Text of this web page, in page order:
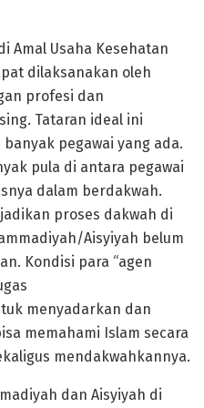
Amal Usaha Kesehatan
dilaksanakan oleh
profesi dan
Tataran ideal ini
pegawai yang ada.
pula di antara pegawai
dalam berdakwah.
proses dakwah di
Aisyiyah belum
Kondisi para “agen
menyadarkan dan
memahami Islam secara
mendakwahkannya.
dan Aisyiyah di